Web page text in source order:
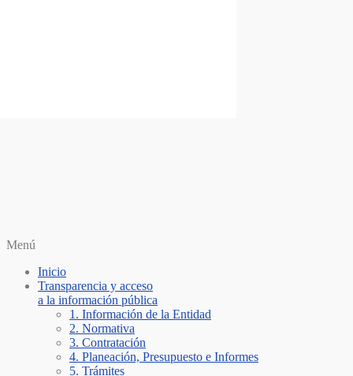
Menú
Inicio
Transparencia y acceso
a la información pública
1. Información de la Entidad
2. Normativa
3. Contratación
4. Planeación, Presupuesto e Informes
5. Trámites